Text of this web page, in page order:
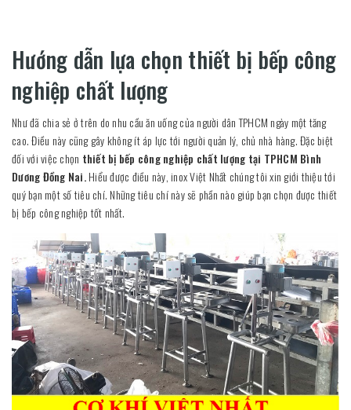
Hướng dẫn lựa chọn thiết bị bếp công
nghiệp chất lượng
Như đã chia sẻ ở trên do nhu cầu ăn uống của người dân TPHCM ngày một tăng
cao. Điều này cũng gây không ít áp lực tới người quản lý, chủ nhà hàng. Đặc biệt
đối với việc chọn thiết bị bếp công nghiệp chất lượng tại TPHCM Bình
Dương Đồng Nai.Hiểu được điều này, inox Việt Nhất chúng tôi xin giới thiệu tới
quý bạn một số tiêu chí. Những tiêu chí này sẽ phần nào giúp bạn chọn được thiết
bị bếp công nghiệp tốt nhất.